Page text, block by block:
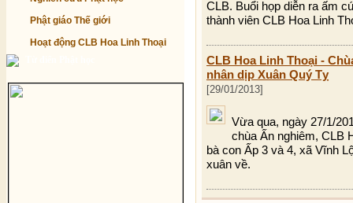
Phật giáo Thế giới
Hoạt động CLB Hoa Linh Thoại
CLB. Buổi họp diễn ra ấm
thành viên CLB Hoa Linh
CLB Hoa Linh Thoại -
nhân dịp Xuân Quý Tỵ
[29/01/2013]
Vừa qua, ngày 27/1/
chùa Ấn nghiêm, CLB
bà con Ấp 3 và 4, xã Vĩnh
xuân về.